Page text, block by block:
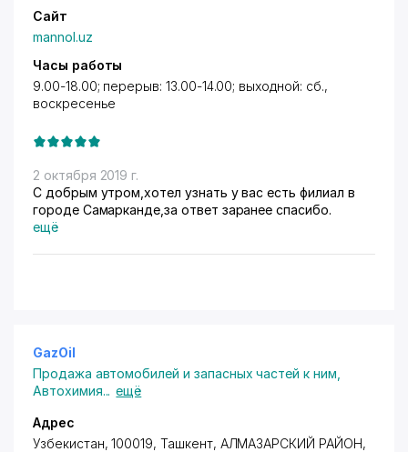
Сайт
mannol.uz
Часы работы
9.00-18.00; перерыв: 13.00-14.00; выходной: сб.,
воскресенье
2 октября 2019 г.
С добрым утром,хотел узнать у вас есть филиал в
городе Самарканде,за ответ заранее спасибо.
ещё
GazOil
Продажа автомобилей и запасных частей к ним
Автохимия... ещё
Адрес
Узбекистан, 100019, Ташкент, АЛМАЗАРСКИЙ РАЙОН,